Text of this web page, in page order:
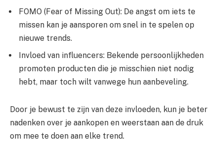
FOMO (Fear of Missing Out): De angst om iets te
missen kan je aansporen om snel in te spelen op
nieuwe trends.
Invloed van influencers: Bekende persoonlijkheden
promoten producten die je misschien niet nodig
hebt, maar toch wilt vanwege hun aanbeveling.
Door je bewust te zijn van deze invloeden, kun je beter
nadenken over je aankopen en weerstaan aan de druk
om mee te doen aan elke trend.